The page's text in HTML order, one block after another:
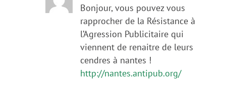
Bonjour, vous pouvez vous
rapprocher de la Résistance à
l’Agression Publicitaire qui
viennent de renaitre de leurs
cendres à nantes !
http://nantes.antipub.org/